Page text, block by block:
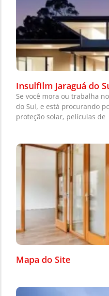
Insulfilm Jaraguá do
Se você mora ou trabalha
do Sul, e está procurando
proteção solar, películas de
Mapa do Site